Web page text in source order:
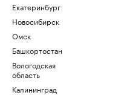
Екатеринбург
Новосибирск
Омск
Башкортостан
Вологодская
область
Калининград